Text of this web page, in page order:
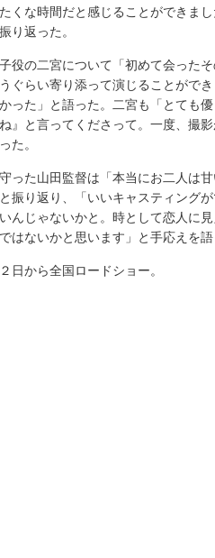
くな時間だと感じることができま
り返った。
役の二宮について「初めて会った
ぐらい寄り添って演じることがで
った」と語った。二宮も「とても
』と言ってくださって。一度、撮
た。
った山田監督は「本当にお二人は
振り返り、「いいキャスティング
んじゃないかと。時として恋人に
はないかと思います」と手応えを語
日から全国ロードショー。